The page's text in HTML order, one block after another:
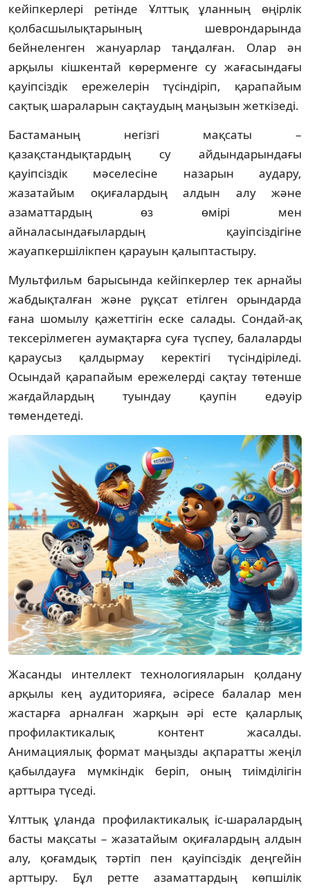
кейіпкерлері ретінде Ұлттық ұланның өңірлік
қолбасшылықтарының шеврондарында
бейнеленген жануарлар таңдалған. Олар ән
арқылы кішкентай көрерменге су жағасындағы
қауіпсіздік ережелерін түсіндіріп, қарапайым
сақтық шараларын сақтаудың маңызын жеткізеді.
Бастаманың негізгі мақсаты –
қазақстандықтардың су айдындарындағы
қауіпсіздік мәселесіне назарын аудару,
жазатайым оқиғалардың алдын алу және
азаматтардың өз өмірі мен
айналасындағылардың қауіпсіздігіне
жауапкершілікпен қарауын қалыптастыру.
Мультфильм барысында кейіпкерлер тек арнайы
жабдықталған және рұқсат етілген орындарда
ғана шомылу қажеттігін еске салады. Сондай-ақ
тексерілмеген аумақтарға суға түспеу, балаларды
қараусыз қалдырмау керектігі түсіндіріледі.
Осындай қарапайым ережелерді сақтау төтенше
жағдайлардың туындау қаупін едәуір
төмендетеді.
Жасанды интеллект технологияларын қолдану
арқылы кең аудиторияға, әсіресе балалар мен
жастарға арналған жарқын әрі есте қаларлық
профилактикалық контент жасалды.
Анимациялық формат маңызды ақпаратты жеңіл
қабылдауға мүмкіндік беріп, оның тиімділігін
арттыра түседі.
Ұлттық ұланда профилактикалық іс-шаралардың
басты мақсаты – жазатайым оқиғалардың алдын
алу, қоғамдық тәртіп пен қауіпсіздік деңгейін
арттыру. Бұл ретте азаматтардың көпшілік